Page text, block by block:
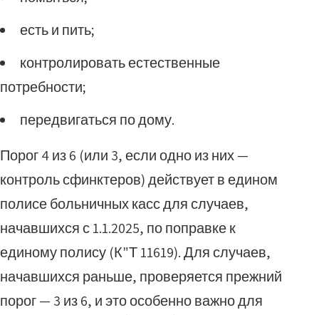
есть и пить;
контролировать естественные
потребности;
передвигаться по дому.
Порог 4 из 6 (или 3, если одно из них —
контроль сфинктеров) действует в едином
полисе больничных касс для случаев,
начавшихся с 1.1.2025, по поправке к
единому полису (К"Т 11619). Для случаев,
начавшихся раньше, проверяется прежний
порог — 3 из 6, и это особенно важно для